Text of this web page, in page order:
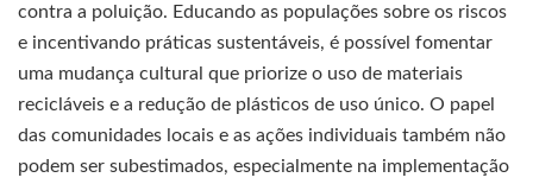
contra a poluição. Educando as populações sobre os riscos
e incentivando práticas sustentáveis, é possível fomentar
uma mudança cultural que priorize o uso de materiais
recicláveis e a redução de plásticos de uso único. O papel
das comunidades locais e as ações individuais também não
podem ser subestimados, especialmente na implementação